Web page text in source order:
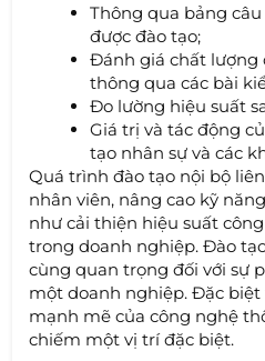
Thông qua bảng
được đào tạo;
Đánh giá chất lượng
thông qua các bài
Đo lường hiệu suất
Giá trị và tác động
tạo nhân sự và các
Quá trình đào tạo nội bộ
nhân viên, nâng cao kỹ
như cải thiện hiệu suất
trong doanh nghiệp. Đào
cùng quan trọng đối với sự
một doanh nghiệp. Đặc
mạnh mẽ của công nghệ
chiếm một vị trí đặc biệt.